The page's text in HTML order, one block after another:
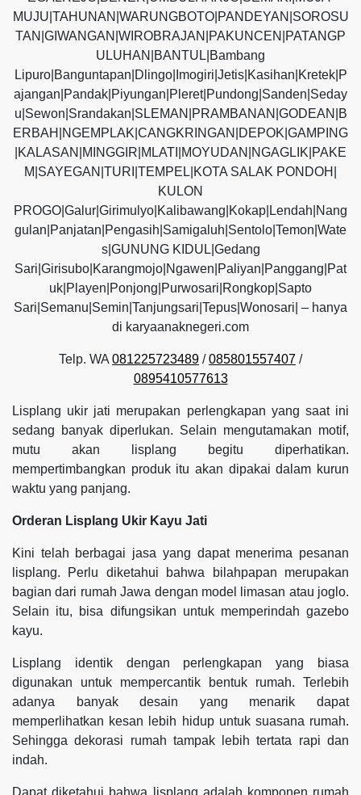
MUJU|TAHUNAN|WARUNGBOTO|PANDEYAN|SOROSU
TAN|GIWANGAN|WIROBRAJAN|PAKUNCEN|PATANGP
ULUHAN|BANTUL|Bambang
Lipuro|Banguntapan|Dlingo|Imogiri|Jetis|Kasihan|Kretek|P
ajangan|Pandak|Piyungan|Pleret|Pundong|Sanden|Seday
u|Sewon|Srandakan|SLEMAN|PRAMBANAN|GODEAN|B
ERBAH|NGEMPLAK|CANGKRINGAN|DEPOK|GAMPING
|KALASAN|MINGGIR|MLATI|MOYUDAN|NGAGLIK|PAKE
M|SAYEGAN|TURI|TEMPEL|KOTA SALAK PONDOH|
KULON
PROGO|Galur|Girimulyo|Kalibawang|Kokap|Lendah|Nang
gulan|Panjatan|Pengasih|Samigaluh|Sentolo|Temon|Wate
s|GUNUNG KIDUL|Gedang
Sari|Girisubo|Karangmojo|Ngawen|Paliyan|Panggang|Pat
uk|Playen|Ponjong|Purwosari|Rongkop|Sapto
Sari|Semanu|Semin|Tanjungsari|Tepus|Wonosari| – hanya
di karyaanaknegeri.com
Telp. WA 081225723489 /085801557407 /
0895410577613
Lisplang ukir jati merupakan perlengkapan yang saat ini
sedang banyak diperlukan. Selain mengutamakan motif,
mutu akan lisplang begitu diperhatikan.
mempertimbangkan produk itu akan dipakai dalam kurun
waktu yang panjang.
Orderan Lisplang Ukir Kayu Jati
Kini telah berbagai jasa yang dapat menerima pesanan
lisplang. Perlu diketahui bahwa bilahpapan merupakan
bagian dari rumah Jawa dengan model limasan atau joglo.
Selain itu, bisa difungsikan untuk memperindah gazebo
kayu.
Lisplang identik dengan perlengkapan yang biasa
digunakan untuk mempercantik bentuk rumah. Terlebih
adanya banyak desain yang menarik dapat
memperlihatkan kesan lebih hidup untuk suasana rumah.
Sehingga dekorasi rumah tampak lebih tertata rapi dan
indah.
Dapat diketahui bahwa lisplang adalah komponen rumah